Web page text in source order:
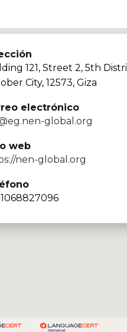
121, Street 2, 5th
City, 12573, Giza
electrónico
global.org
web
nen-global.org